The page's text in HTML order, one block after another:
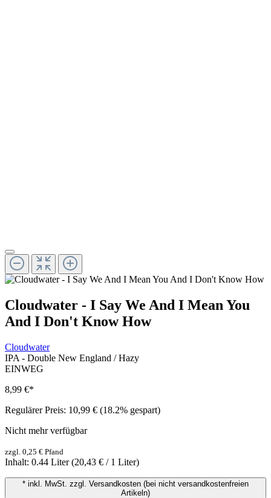
Cloudwater - I Say We And I Mean You
And I Don't Know How
Cloudwater
IPA - Double New England / Hazy
EINWEG
8,99 €*
Regulärer Preis: 10,99 € (18.2% gespart)
Nicht mehr verfügbar
zzgl. 0,25 € Pfand
Inhalt: 0.44 Liter(20,43 € / 1 Liter)
* inkl. MwSt. zzgl. Versandkosten (bei nicht versandkostenfreien
Artikeln)